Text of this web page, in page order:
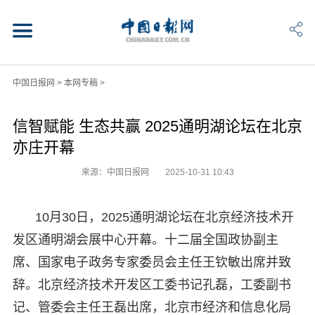
中国日报网 > 本网专稿>
信智赋能 生态共赢 2025通明湖论坛在北京
亦庄开幕
来源：中国日报网 2025-10-31 10:43
10月30日，2025通明湖论坛在北京经济技术开
发区通明湖会展中心开幕。十二届全国政协副主
席、国家电子政务专家委员会主任王钦敏出席并致
辞。北京经济技术开发区工委书记孔磊，工委副书
记、管委会主任王磊出席，北京市经济和信息化局